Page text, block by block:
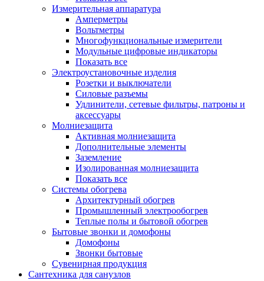
Измерительная аппаратура
Амперметры
Вольтметры
Многофункциональные измерители
Модульные цифровые индикаторы
Показать все
Электроустановочные изделия
Розетки и выключатели
Силовые разъемы
Удлинители, сетевые фильтры, патроны и
аксессуары
Молниезащита
Активная молниезащита
Дополнительные элементы
Заземление
Изолированная молниезащита
Показать все
Системы обогрева
Архитектурный обогрев
Промышленный электрообогрев
Теплые полы и бытовой обогрев
Бытовые звонки и домофоны
Домофоны
Звонки бытовые
Сувенирная продукция
Сантехника для санузлов